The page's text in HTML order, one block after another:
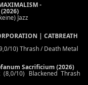
-
Jazz
| CATBREATH
10) Thrash / Death Metal
Sacrificium (2026)
(8,0/10) Blackened Thrash